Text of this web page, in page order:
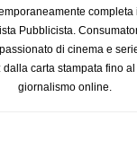
Pubblicista.
di cinema e
carta stampata fino al
giornalismo online.